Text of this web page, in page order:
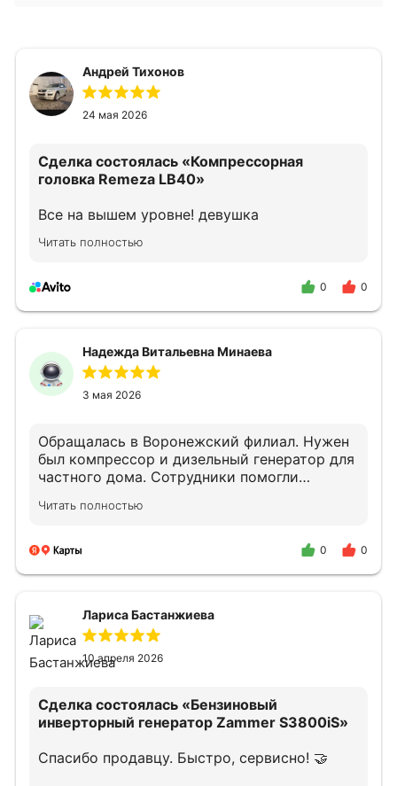
Андрей Тихонов
24 мая 2026
Сделка состоялась «Компрессорная
головка Remeza LB40»
Все на вышем уровне! девушка
Читать полностью
0 0
Надежда Витальевна Минаева
3 мая 2026
Обращалась в Воронежский филиал. Нужен
был компрессор и дизельный генератор для
частного дома. Сотрудники помогли
Квалифицированно проконсультировали по
В случае необходимости снова обращусь и
Читать полностью
0 0
Лариса Бастанжиева
10 апреля 2026
Сделка состоялась «Бензиновый
инверторный генератор Zammer S3800iS»
Спасибо продавцу. Быстро, сервисно! 🤝